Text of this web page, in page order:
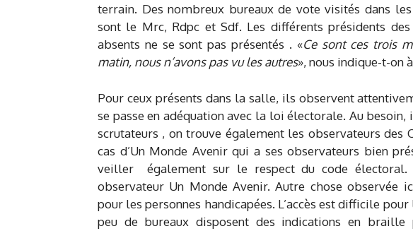
terrain. Des nombreux bureaux de vote visités dans
sont le Mrc, Rdpc et Sdf. Les différents présidents
absents ne se sont pas présentés . «Ce sont ces trois
matin, nous n’avons pas vu les autres», nous indique-t-on
Pour ceux présents dans la salle, ils observent
se passe en adéquation avec la loi électorale. Au
scrutateurs , on trouve également les observateurs des
cas d’Un Monde Avenir qui a ses observateurs bien
veiller également sur le respect du code électoral.
observateur Un Monde Avenir. Autre chose observée
pour les personnes handicapées. L’accès est difficile
peu de bureaux disposent des indications en